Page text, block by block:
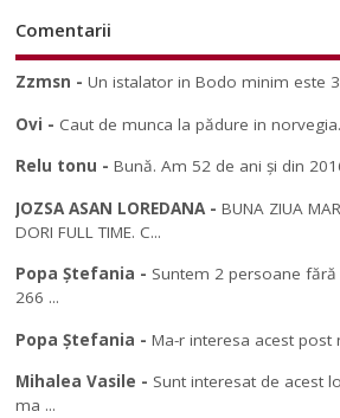
Comentarii
Zzmsn -Un istalator in Bodo minim este
Ovi - Caut de munca la pădure in
Relu tonu -Bună. Am 52 de ani și din
JOZSA ASAN LOREDANA-BUNA ZIUA
DORI FULL TIME. C...
Popa Ștefania - Suntem 2 persoane
266 ...
Popa Ștefania -Ma-r interesa acest post
Mihalea Vasile - Sunt interesat de acest
ma ...